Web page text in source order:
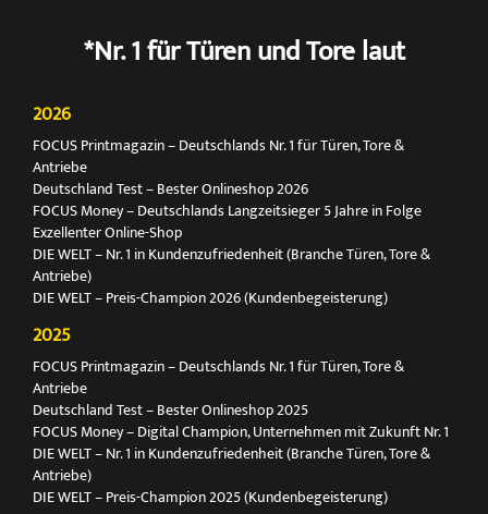
*Nr. 1 für Türen und Tore laut
2026
FOCUS Printmagazin – Deutschlands Nr. 1 für Türen, Tore &
Antriebe
Deutschland Test – Bester Onlineshop 2026
FOCUS Money – Deutschlands Langzeitsieger 5 Jahre in Folge
Exzellenter Online-Shop
DIE WELT – Nr. 1 in Kundenzufriedenheit (Branche Türen, Tore &
Antriebe)
DIE WELT – Preis-Champion 2026 (Kundenbegeisterung)
2025
FOCUS Printmagazin – Deutschlands Nr. 1 für Türen, Tore &
Antriebe
Deutschland Test – Bester Onlineshop 2025
FOCUS Money – Digital Champion, Unternehmen mit Zukunft Nr. 1
DIE WELT – Nr. 1 in Kundenzufriedenheit (Branche Türen, Tore &
Antriebe)
DIE WELT – Preis-Champion 2025 (Kundenbegeisterung)